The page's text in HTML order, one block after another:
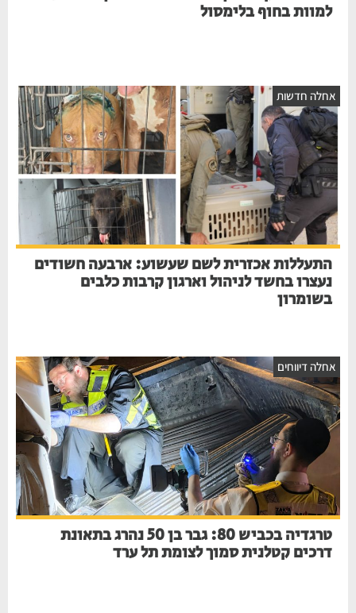
למוות בחוף בלימסול
חדשות
התעללות אכזרית לשם שעשוע: ארבעה חשודים
נעצרו בחשד לניהול וארגון קרבות כלבים
בשומרון
דיווחים
טרגדיה בכביש 80: גבר בן 50 נהרג בתאונת
דרכים קטלנית סמוך לצומת תל ערד